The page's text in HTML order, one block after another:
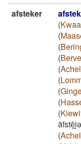
afsteker
(
(
(
(
(Achel
(
(
(
(
(Achel